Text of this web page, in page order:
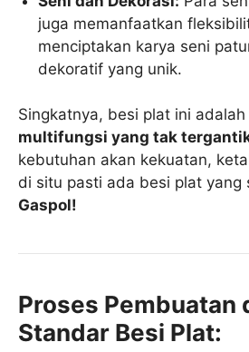
juga memanfaatkan
menciptakan karya seni
dekoratif yang unik.
Singkatnya, besi plat ini adalah
multifungsi yang tak
kebutuhan akan kekuatan,
di situ pasti ada besi plat yang
Gaspol!
Proses Pembuatan
Standar Besi Plat: